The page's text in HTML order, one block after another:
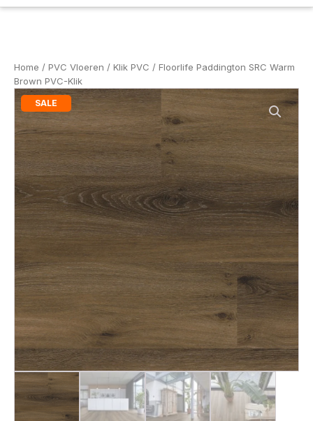
Home / PVC Vloeren / Klik PVC / Floorlife Paddington SRC Warm
Brown PVC-Klik
SALE